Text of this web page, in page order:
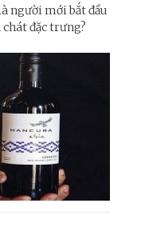
người mới bắt đầu
đặc trưng?